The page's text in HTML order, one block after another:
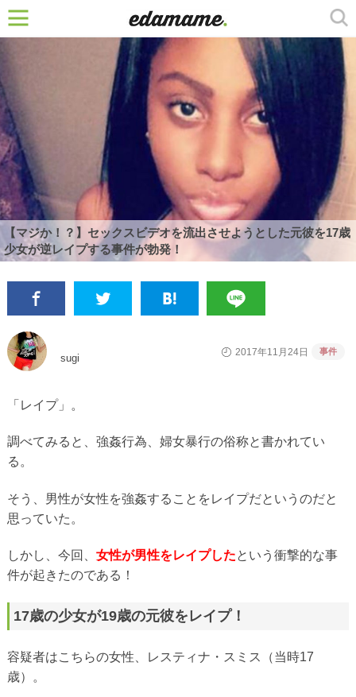
【マジか！？】セックスビデオを流出させようとした元彼を17歳
少女が逆レイプする事件が勃発！
sugi
2017年11月24日 事件
「レイプ」。
調べてみると、強姦行為、婦女暴行の俗称と書かれてい
る。
そう、男性が女性を強姦することをレイプだというのだと
思っていた。
しかし、今回、 女性が男性をレイプしたという衝撃的な事
件が起きたのである！
17歳の少女が19歳の元彼をレイプ！
容疑者はこちらの女性、レスティナ・スミス（当時17
歳）。